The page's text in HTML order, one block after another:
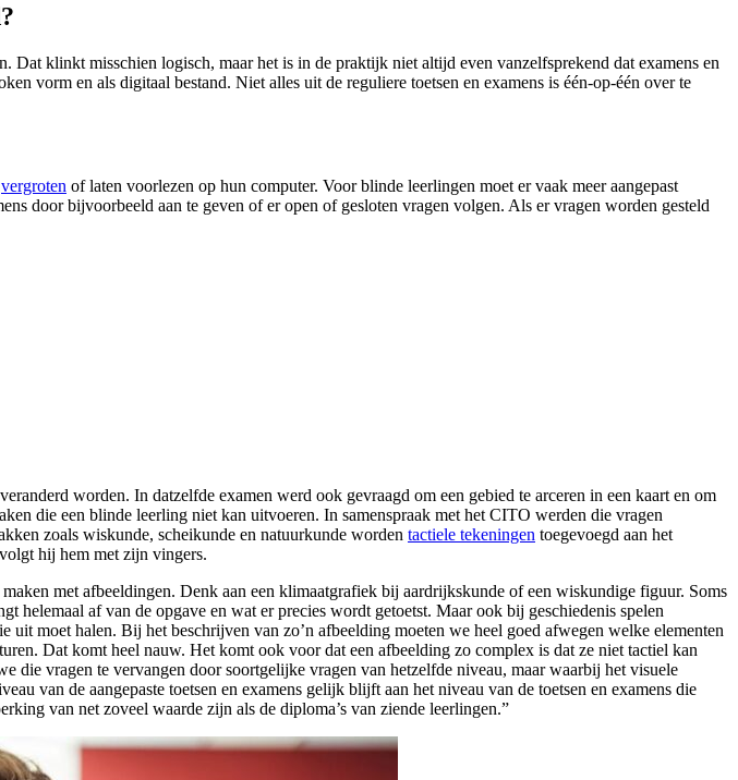
klinkt misschien logisch, maar het is in de praktijk niet altijd even vanzelfsprekend dat examens en
vorm en als digitaal bestand. Niet alles uit de reguliere toetsen en examens is één-op-één over te
vergroten of laten voorlezen op hun computer. Voor blinde leerlingen moet er vaak meer aangepast
door bijvoorbeeld aan te geven of er open of gesloten vragen volgen. Als er vragen worden gesteld
worden. In datzelfde examen werd ook gevraagd om een gebied te arceren in een kaart en om
die een blinde leerling niet kan uitvoeren. In samenspraak met het CITO werden die vragen
zoals wiskunde, scheikunde en natuurkunde worden tactiele tekeningen toegevoegd aan het
hij hem met zijn vingers.
met afbeeldingen. Denk aan een klimaatgrafiek bij aardrijkskunde of een wiskundige figuur. Soms
helemaal af van de opgave en wat er precies wordt getoetst. Maar ook bij geschiedenis spelen
moet halen. Bij het beschrijven van zo’n afbeelding moeten we heel goed afwegen welke elementen
Dat komt heel nauw. Het komt ook voor dat een afbeelding zo complex is dat ze niet tactiel kan
die vragen te vervangen door soortgelijke vragen van hetzelfde niveau, maar waarbij het visuele
van de aangepaste toetsen en examens gelijk blijft aan het niveau van de toetsen en examens die
van net zoveel waarde zijn als de diploma’s van ziende leerlingen.”